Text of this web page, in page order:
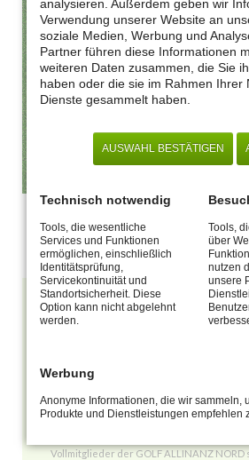
Informationen zu Turnieren und
Vergünstigt
GOLF ALLIANZ
Vollmitglieder der GOLF ALLINANZ NORD
analysieren. Außerdem geben wir
Verwendung unserer Website an
soziale Medien, Werbung und
Partner führen diese Informationen
weiteren Daten zusammen, die Sie
haben oder die sie im Rahmen Ihrer
Dienste gesammelt haben.
AUSWAHL BESTÄTIGEN
Technisch notwendig
Tools, die wesentliche
Services und Funktionen
ermöglichen, einschließlich
Identitätsprüfung,
Servicekontinuität und
Standortsicherheit. Diese
Option kann nicht abgelehnt
werden.
Tools,
über
nutzen
unsere
Werbung
Anonyme Informationen, die wir sammeln,
Produkte und Dienstleistungen empfehlen